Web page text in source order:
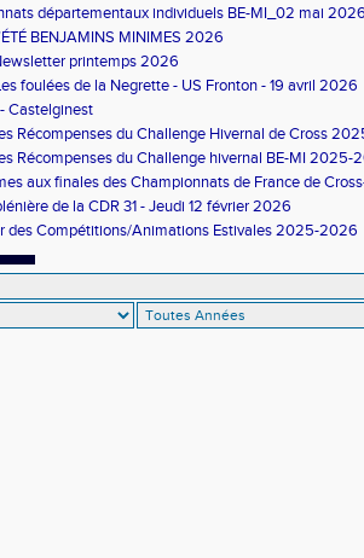
départementaux individuels BE-MI_02 mai 2026
BENJAMINS MINIMES 2026
printemps 2026
foulées de la Negrette - US Fronton - 19 avril 2026
Castelginest
Récompenses du Challenge Hivernal de Cross
Récompenses du Challenge hivernal BE-MI 2025-
aux finales des Championnats de France de
de la CDR 31 - Jeudi 12 février 2026
des Compétitions/Animations Estivales 2025-2026